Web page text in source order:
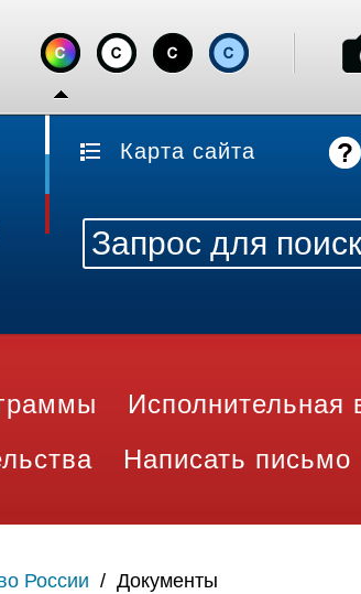
Карта сайта
Исполнительная
Написать письмо
России / Документы